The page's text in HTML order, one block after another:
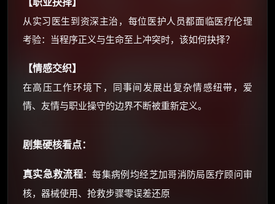
从实习医生到资深主治，每位医护人员都面临医疗伦理
考验：当程序正义与生命至上冲突时，该如何抉择？
【情感交织】
在高压工作环境下，同事间发展出复杂情感纽带，爱
情、友情与职业操守的边界不断被重新定义。
剧集硬核看点：
真实急救流程：每集病例均经芝加哥消防局医疗顾问审
核，器械使用、抢救步骤零误差还原